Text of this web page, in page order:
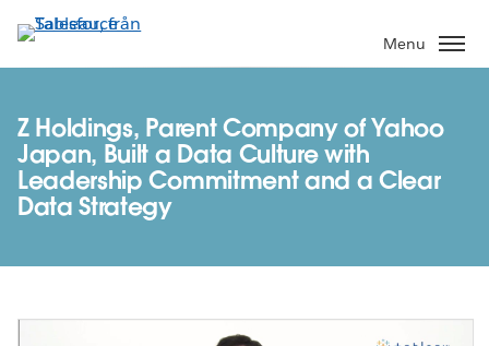
vidare
till
Menu
Z Holdings, Parent Company of Yahoo
Japan, Built a Data Culture with
Leadership Commitment and a Clear
Data Strategy